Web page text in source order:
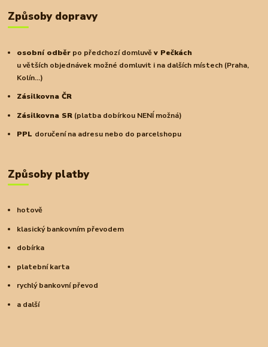
Způsoby dopravy
osobní odběr po předchozí domluvěv Pečkách
u větších objednávek možné domluvit i na dalších místech (Praha,
Kolín...)
Zásilkovna ČR
Zásilkovna SR (platba dobírkou NENÍ možná)
PPL doručení na adresu nebo do parcelshopu
Způsoby platby
hotově
klasický bankovním převodem
dobírka
platební karta
rychlý bankovní převod
a další